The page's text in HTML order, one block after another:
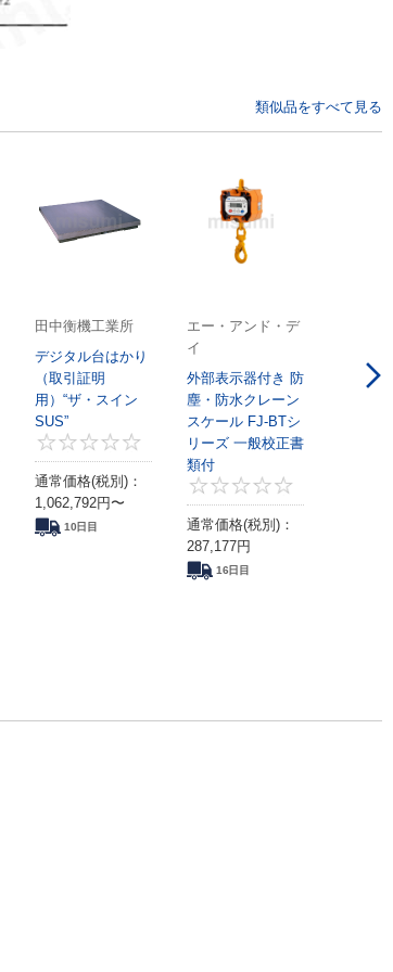
類似品をすべて見る
0
田中衡機工業所
デジタル台はかり
（取引証明
用）“ザ・スイン
SUS”
0
通常価格(税別)：
1,062,792円〜
10日目
エー・アンド・デ
イ
外部表示器付き 防
塵・防水クレーン
スケール FJ-BTシ
リーズ 一般校正書
類付
通常価格(税別)：
287,177円
16日目